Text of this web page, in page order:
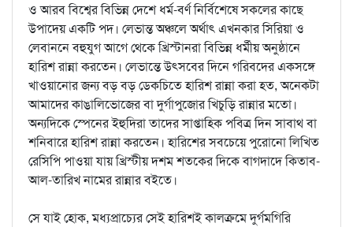
ও আরব বিশ্বের বিভিন্ন দেশে ধর্ম-বর্ণ নির্বিশেষে সকলের কাছে
উপাদেয় একটি পদ। লেভান্ত অঞ্চলে অর্থাৎ এখনকার সিরিয়া ও
লেবাননে বহুযুগ আগে থেকে খ্রিস্টানরা বিভিন্ন ধর্মীয় অনুষ্ঠানে
হারিশ রান্না করতেন। লেভান্তে উৎসবের দিনে গরিবদের একসঙ্গে
খাওয়ানোর জন্য বড় বড় ডেকচিতে হারিশ রান্না করা হত, অনেকটা
আমাদের কাঙালিভোজের বা দুর্গাপুজোর খিচুড়ি রান্নার মতো।
অন্যদিকে স্পেনের ইহুদিরা তাদের সাপ্তাহিক পবিত্র দিন সাবাথ বা
শনিবারে হারিশ রান্না করতেন। হারিশের সবচেয়ে পুরোনো লিখিত
রেসিপি পাওয়া যায় খ্রিস্টীয় দশম শতকের দিকে বাগদাদে কিতাব-
আল-তারিখ নামের রান্নার বইতে।
সে যাই হোক, মধ্যপ্রাচ্যের সেই হারিশই কালক্রমে দুর্গমগিরি